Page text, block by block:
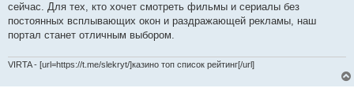
сейчас. Для тех, кто хочет смотреть фильмы и сериалы без
постоянных всплывающих окон и раздражающей рекламы, наш
портал станет отличным выбором.
VIRTA - [url=https://t.me/slekryt/]казино топ список рейтинг[/url]